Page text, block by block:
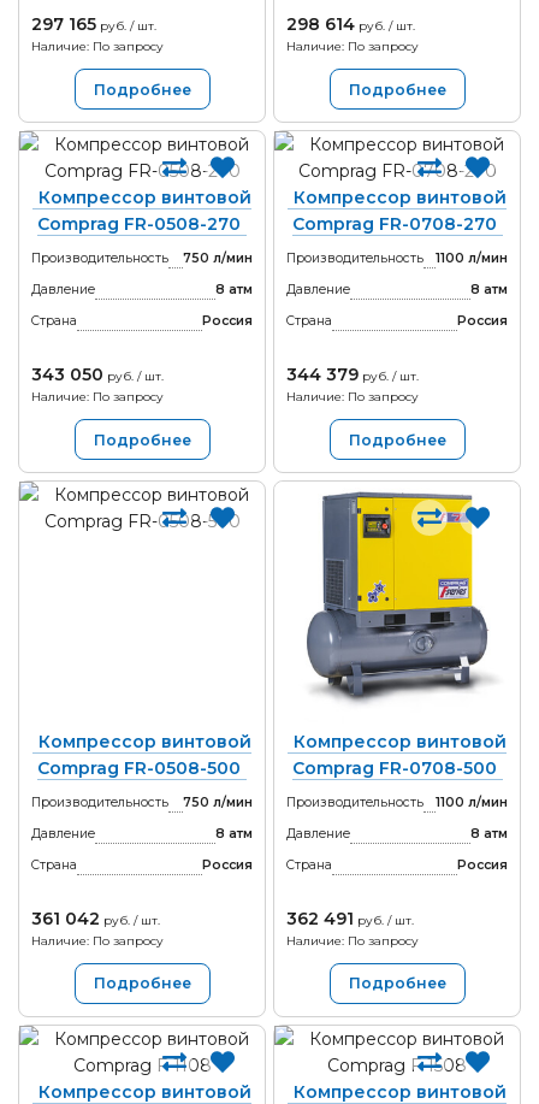
297 165 руб. / шт.
Наличие: По запросу
Подробнее
298 614 руб. / шт.
Наличие: По запросу
Подробнее
Компрессор винтовой
Comprag FR-0508-270
Производительность
750 л/мин
Давление
8 атм
Страна
Россия
343 050 руб. / шт.
Наличие: По запросу
Подробнее
Компрессор винтовой
Comprag FR-0708-270
Производительность
1100 л/мин
Давление
8 атм
Страна
Россия
344 379 руб. / шт.
Наличие: По запросу
Подробнее
Компрессор винтовой
Comprag FR-0508-500
Производительность
750 л/мин
Давление
8 атм
Страна
Россия
361 042 руб. / шт.
Наличие: По запросу
Подробнее
Компрессор винтовой
Comprag FR-0708-500
Производительность
1100 л/мин
Давление
8 атм
Страна
Россия
362 491 руб. / шт.
Наличие: По запросу
Подробнее
Компрессор винтовой
Компрессор винтовой